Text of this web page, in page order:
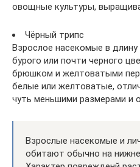
овощные культуры,
Чёрный трипс
Взрослое насекомые в
бурого или почти черного
брюшком и желтоватыми
белые или желтоватые,
чуть меньшими размерами и
Взрослые насекомые и
обитают обычно на